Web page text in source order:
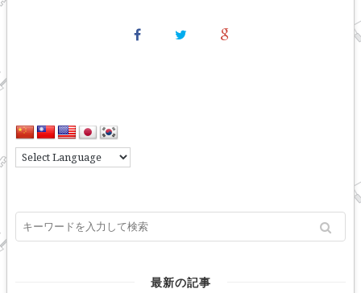
最新の記事